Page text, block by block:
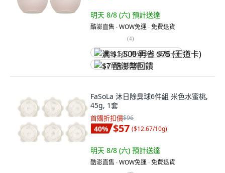
明天 8/8 (六) 預計送達
酷澎直售 ∙ WOW免運 ∙ 免費退貨
(4)
满 $1,500 再省 $75 (王道卡)
$7 酷澎幣回饋
FaSoLa 沐日除臭球6件組 米色水蜜桃,
45g, 1套
首購折扣價$96
40% $57 ($12.67/10g)
明天 8/8 (六) 預計送達
酷澎直售 ∙ WOW免運 ∙ 免費退貨